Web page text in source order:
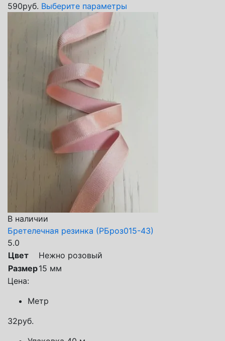
590руб. Выберите параметры
В наличии
Бретелечная резинка (РБроз015-43)
5.0
Цвет
Нежно розовый
Размер15 мм
Цена:
Метр
32руб.